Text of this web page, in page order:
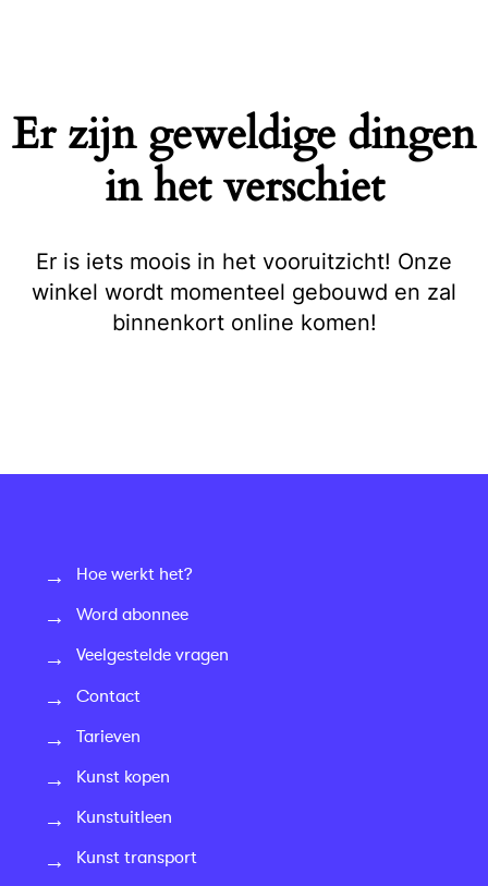
Er zijn geweldige dingen
in het verschiet
Er is iets moois in het vooruitzicht! Onze
winkel wordt momenteel gebouwd en zal
binnenkort online komen!
Hoe werkt het?
Word abonnee
Veelgestelde vragen
Contact
Tarieven
Kunst kopen
Kunstuitleen
Kunst transport